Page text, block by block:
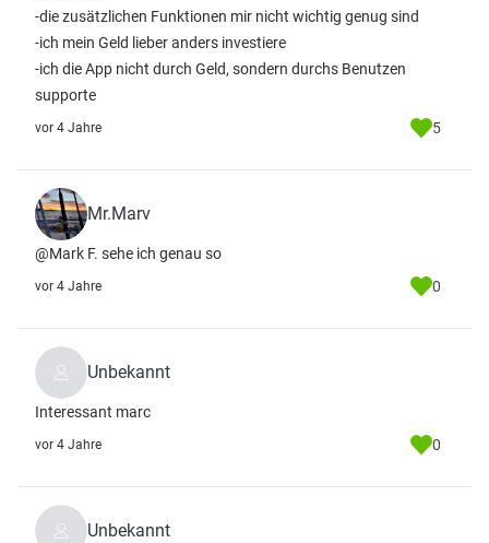
-die zusätzlichen Funktionen mir nicht wichtig genug sind
-ich mein Geld lieber anders investiere
-ich die App nicht durch Geld, sondern durchs Benutzen
supporte
vor 4 Jahre 5
Mr.Marv
@Mark F. sehe ich genau so
vor 4 Jahre 0
Unbekannt
Interessant marc
vor 4 Jahre 0
Unbekannt